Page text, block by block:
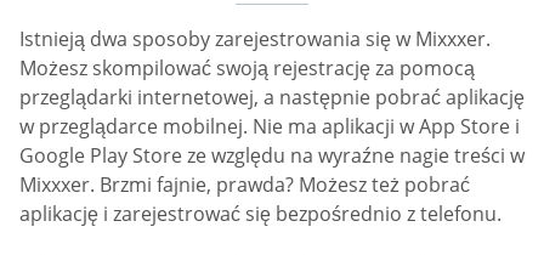
Istnieją dwa sposoby zarejestrowania się w Mixxxer.
Możesz skompilować swoją rejestrację za pomocą
przeglądarki internetowej, a następnie pobrać aplikację
w przeglądarce mobilnej. Nie ma aplikacji w App Store i
Google Play Store ze względu na wyraźne nagie treści w
Mixxxer. Brzmi fajnie, prawda? Możesz też pobrać
aplikację i zarejestrować się bezpośrednio z telefonu.